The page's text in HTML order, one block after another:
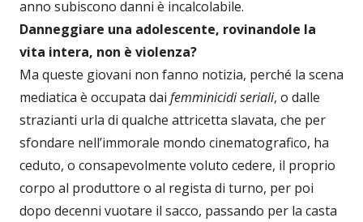
anno subiscono danni è incalcolabile.
Danneggiare una adolescente, rovinandole la
vita intera, non è violenza?
Ma queste giovani non fanno notizia, perché la scena
mediatica è occupata dai femminicidiseriali, o dalle
strazianti urla di qualche attricetta slavata, che per
sfondare nell’immorale mondo cinematografico, ha
ceduto, o consapevolmente voluto cedere, il proprio
corpo al produttore o al regista di turno, per poi
dopo decenni vuotare il sacco, passando per la casta